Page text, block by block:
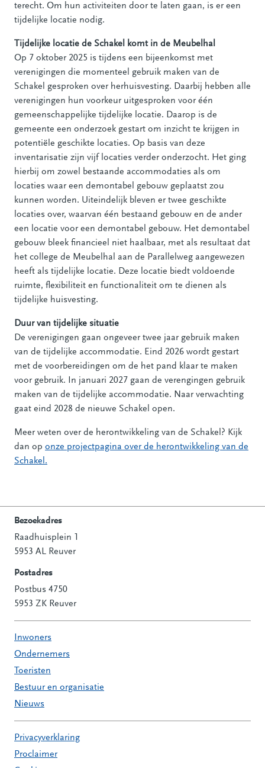
terecht. Om hun activiteiten door te laten gaan, is er een
tijdelijke locatie nodig.
Tijdelijke locatie de Schakel komt in de Meubelhal
Op 7 oktober 2025 is tijdens een bijeenkomst met
verenigingen die momenteel gebruik maken van de
Schakel gesproken over herhuisvesting. Daarbij hebben alle
verenigingen hun voorkeur uitgesproken voor één
gemeenschappelijke tijdelijke locatie. Daarop is de
gemeente een onderzoek gestart om inzicht te krijgen in
potentiële geschikte locaties. Op basis van deze
inventarisatie zijn vijf locaties verder onderzocht. Het ging
hierbij om zowel bestaande accommodaties als om
locaties waar een demontabel gebouw geplaatst zou
kunnen worden. Uiteindelijk bleven er twee geschikte
locaties over, waarvan één bestaand gebouw en de ander
een locatie voor een demontabel gebouw. Het demontabel
gebouw bleek financieel niet haalbaar, met als resultaat dat
het college de Meubelhal aan de Parallelweg aangewezen
heeft als tijdelijke locatie. Deze locatie biedt voldoende
ruimte, flexibiliteit en functionaliteit om te dienen als
tijdelijke huisvesting.
Duur van tijdelijke situatie
De verenigingen gaan ongeveer twee jaar gebruik maken
van de tijdelijke accommodatie. Eind 2026 wordt gestart
met de voorbereidingen om de het pand klaar te maken
voor gebruik. In januari 2027 gaan de verengingen gebruik
maken van de tijdelijke accommodatie. Naar verwachting
gaat eind 2028 de nieuwe Schakel open.
Meer weten over de herontwikkeling van de Schakel? Kijk
dan op onze projectpagina over de herontwikkeling van de
Schakel.
Contactinformatie
Bezoekadres
Raadhuisplein 1
5953 AL Reuver
Postadres
Postbus 4750
5953 ZK Reuver
Inwoners
Ondernemers
Toeristen
Bestuur en organisatie
Nieuws
Privacyverklaring
Proclaimer